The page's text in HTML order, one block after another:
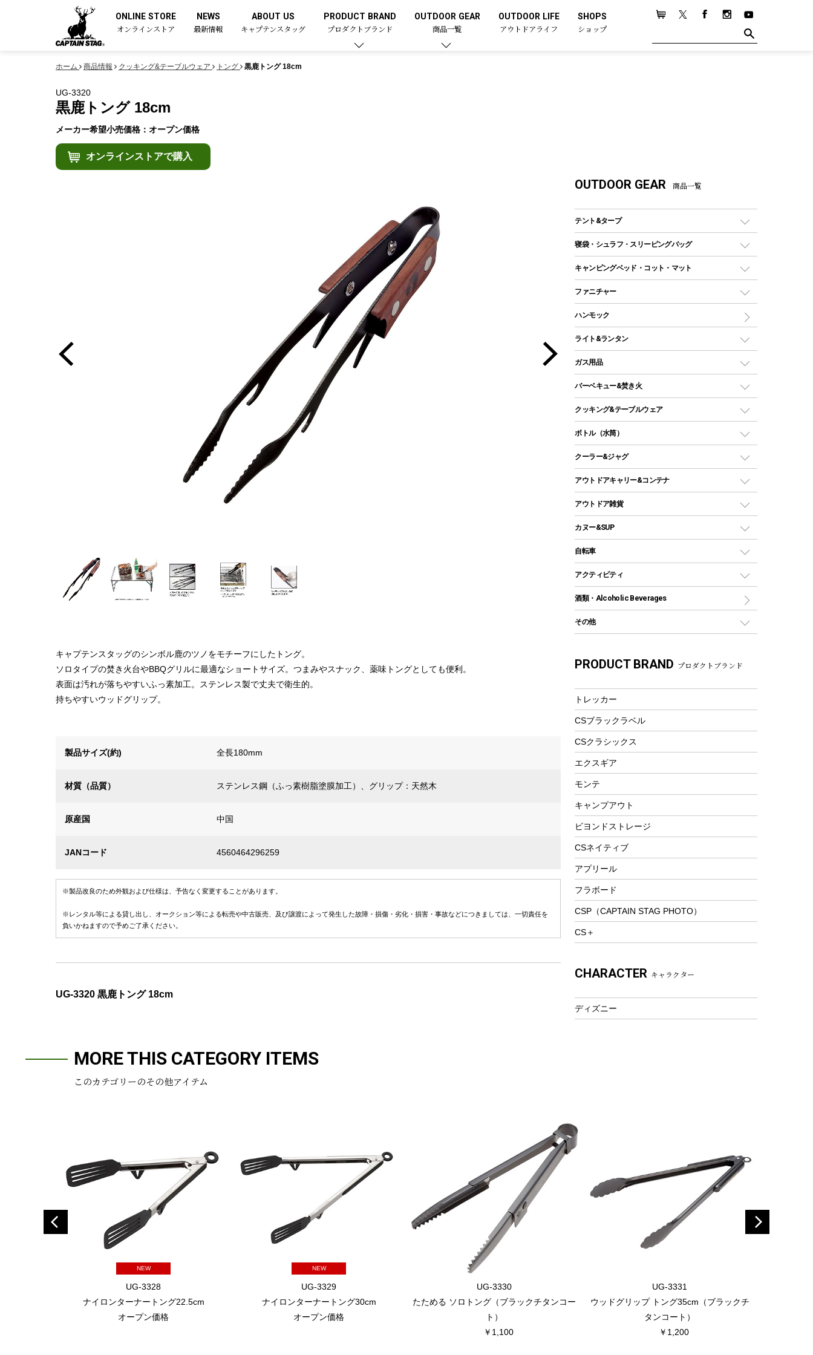
ONLINE STORE
オンラインストア
NEWS
最新情報
ABOUT US
キャプテンスタッグ
PRODUCT BRAND
プロダクトブランド
OUTDOOR GEAR
商品一覧
OUTDOOR LIFE
アウトドアライフ
SHOPS
ショップ
ホーム 商品情報 クッキング&テーブルウェア トング 黒鹿トング 18cm
UG-3320
黒鹿トング 18cm
メーカー希望小売価格：オープン価格
オンラインストアで購入
キャプテンスタッグのシンボル鹿のツノをモチーフにしたトング。
ソロタイプの焚き火台やBBQグリルに最適なショートサイズ。つまみやスナック、薬味トングとしても便利。
表面は汚れが落ちやすいふっ素加工。ステンレス製で丈夫で衛生的。
持ちやすいウッドグリップ。
製品サイズ(約) 全長180mm
材質（品質） ステンレス鋼（ふっ素樹脂塗膜加工）、グリップ：天然木
原産国 中国
JANコード 4560464296259
※製品改良のため外観および仕様は、予告なく変更することがあります。
※レンタル等による貸し出し、オークション等による転売や中古販売、及び譲渡によって発生した故障・損傷・劣化・損害・事故などにつきましては、一切責任を
負いかねますので予めご了承ください。
UG-3320 黒鹿トング 18cm
OUTDOOR GEAR 商品一覧
テント&タープ
テント
ツールームテント
ワンポールテント
シェルターテント
ロッジ型・オリジナルテント
タープ
スクエアタープ（レクタタープ）
メッシュタープ
自立式タープ
パラソル
テントアクセサリー
ペグ
グランドシート
ガイドロープ
ツール
寝袋・シュラフ・スリーピングバッグ
レクタングラー型（封筒型）シュラフ
インナーシュラフ
キャンピングベッド・コット・マット
キャンピングベッド・コット
インフレータブルマット
ファニチャー
アウトドアテーブル
レジャーシート
ハンモック
ライト&ランタン
LEDランタン
ガスランタン
オイルランタン
LEDライト
ヘッドライト
キャンドル
ガス用品
ガスバーナー
ガス缶
ガストーチ、ライター
バーベキュー&焚き火
バーベキューコンロ、グリル
焚き火台タイプ（ロースタイル）グリル
卓上タイプグリル
パーティータイプグリル
鉄板、アミ
焚き火台&ストーブ
火起こし
バーベキューツール
燃料・着火剤・炭
クッキング&テーブルウェア
ダッチオーブン
ホットサンドメーカー
クッカーセット
シェラカップ
クッキングツール
ナイフ
カトラリー
マグカップ、カップ
フードボトル
コーヒー&ミル
トレー
ランチョンマット
ランチボックス
ピクニックセット
ボトル（水筒）
ステンレスボトル
コップ付きタイプ
ワンタッチタイプ
プラスチックボトル
ディズニーボトル
クーラー&ジャグ
クーラーボックス
クーラーバッグ
ウォータージャグ
保冷剤
アウトドアキャリー&コンテナ
アウトドアキャリー
アウトドア雑貨
バックパック&バッグ
リュック、バックパック
トートバッグ、サコッシュ
ショッピングキャリー
その他アウトドア雑貨
レイン
ツール、他
カヌー&SUP
インフレータブル
カヤック
パドル
ヘルメット
アクセサリー
自転車
折りたたみ自転車
スポーツサイクル
シティサイクル
自転車用アクセサリー
自転車ウェア
アクティビティ
マリン
ラッシュガード
テント
フローティングベスト
ヘルメット
エアーポンプ
ウィンター
防寒ウェア
ツール&アクセサリー
トレッキング
トレッキングステッキ
トレッキングアクセサリー
プレイグッズ
ウェルネス
フィットネス
アクセサリー
酒類・Alcoholic Beverages
その他
湯たんぽ
PRODUCT BRAND プロダクトブランド
トレッカー
CSブラックラベル
CSクラシックス
エクスギア
モンテ
キャンプアウト
ビヨンドストレージ
CSネイティブ
アプリール
フラボード
CSP（CAPTAIN STAG PHOTO）
CS＋
CHARACTER キャラクター
ディズニー
MORE THIS CATEGORY ITEMS
このカテゴリーのその他アイテム
NEW
UG-3328
ナイロンターナートング22.5cm
オープン価格
NEW
UG-3329
ナイロンターナートング30cm
オープン価格
UG-3330
たためる ソロトング（ブラックチタンコー
ト）
￥1,100
UG-3331
ウッドグリップ トング35cm（ブラックチ
タンコート）
￥1,200